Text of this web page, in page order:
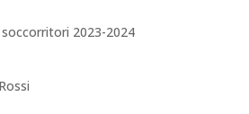
2023-2024